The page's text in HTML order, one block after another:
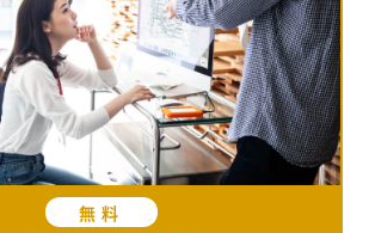
無料